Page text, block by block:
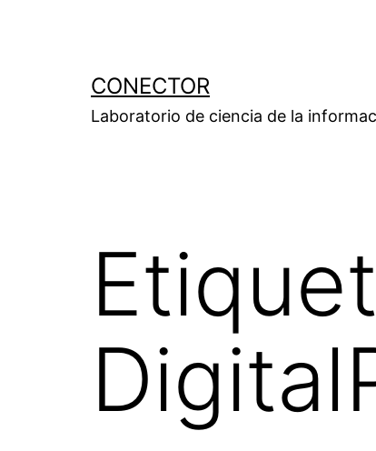
CONECTOR
Laboratorio de ciencia de la